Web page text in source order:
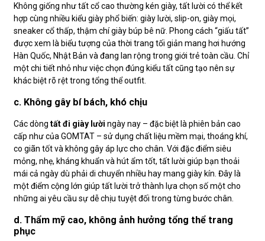
Không giống như tất cổ cao thường kén giày, tất lười có thể kết
hợp cùng nhiều kiểu giày phổ biến: giày lười, slip-on, giày mọi,
sneaker cổ thấp, thậm chí giày búp bê nữ. Phong cách “giấu tất”
được xem là biểu tượng của thời trang tối giản mang hơi hướng
Hàn Quốc, Nhật Bản và đang lan rộng trong giới trẻ toàn cầu. Chỉ
một chi tiết nhỏ như việc chọn đúng kiểu tất cũng tạo nên sự
khác biệt rõ rệt trong tổng thể outfit.
c. Không gây bí bách, khó chịu
Các dòng tất đi giày lười ngày nay – đặc biệt là phiên bản cao
cấp như của GOMTAT – sử dụng chất liệu mềm mại, thoáng khí,
co giãn tốt và không gây áp lực cho chân. Với đặc điểm siêu
mỏng, nhẹ, kháng khuẩn và hút ẩm tốt, tất lười giúp bạn thoải
mái cả ngày dù phải di chuyển nhiều hay mang giày kín. Đây là
một điểm cộng lớn giúp tất lười trở thành lựa chọn số một cho
những ai yêu cầu sự dễ chịu tuyệt đối trong từng bước chân.
d. Thẩm mỹ cao, không ảnh hưởng tổng thể trang
phục